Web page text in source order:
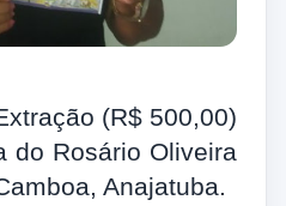
(R$ 500,00)
do Rosário Oliveira
Anajatuba.